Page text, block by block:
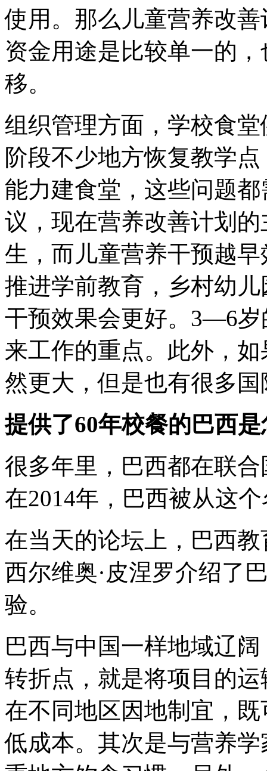
使用。那么儿童营养改
资金用途是比较单一的
移。
组织管理方面，学校食
阶段不少地方恢复教学
能力建食堂，这些问题
议，现在营养改善计划
生，而儿童营养干预越
推进学前教育，乡村幼
干预效果会更好。3—6
来工作的重点。此外，
然更大，但是也有很多
提供了60年校餐的巴西
很多年里，巴西都在联
在2014年，巴西被从这
在当天的论坛上，巴西
西尔维奥·皮涅罗介绍了
验。
巴西与中国一样地域辽
转折点，就是将项目的
在不同地区因地制宜，
低成本。其次是与营养